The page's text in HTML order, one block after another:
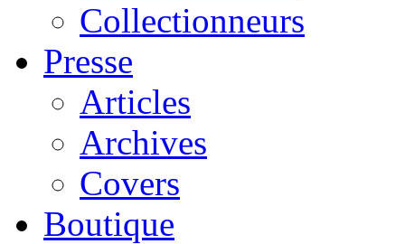
Collectionneurs
Presse
Articles
Archives
Covers
Boutique